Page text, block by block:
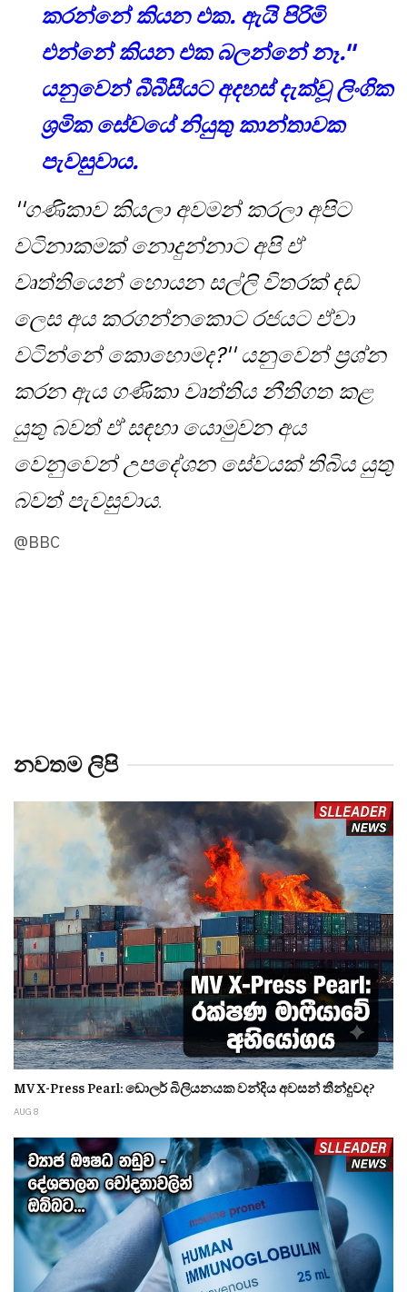
කරන්නේ කියන එක. ඇයි පිරිමි
එන්නේ කියන එක බලන්නේ නෑ.''
යනුවෙන් බීබීසීයට අදහස් දැක්වූ ලිංගික
ශ්‍රමික සේවයේ නියුතු කාන්තාවක
පැවසුවාය.
''ගණිකාව කියලා අවමන් කරලා අපිට
වටිනාකමක් නොදුන්නාට අපි ඒ
වෘත්තියෙන් හොයන සල්ලි විතරක් දඩ
ලෙස අය කරගන්නකොට රජයට ඒවා
වටින්නේ කොහොමද?'' යනුවෙන් ප්‍රශ්න
කරන ඇය ගණිකා වෘත්තිය නීතිගත කළ
යුතු බවත් ඒ සඳහා යොමුවන අය
වෙනුවෙන් උපදේශන සේවයක් තිබිය යුතු
බවත් පැවසුවාය.
@BBC
නවතම ලිපි
MV X-Press Pearl: ඩොලර් බිලියනයක වන්දිය අවසන් තීන්දුවද?
AUG 8